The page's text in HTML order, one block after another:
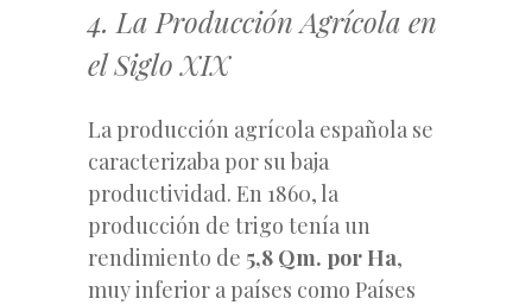
4. La Producción Agrícola en
el Siglo XIX
La producción agrícola española se
caracterizaba por su baja
productividad. En 1860, la
producción de trigo tenía un
rendimiento de 5,8 Qm. por Ha,
muy inferior a países como Países